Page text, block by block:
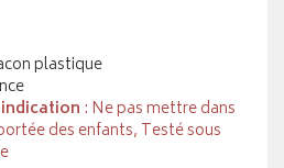
plastique
: Ne pas mettre dans
des enfants, Testé sous